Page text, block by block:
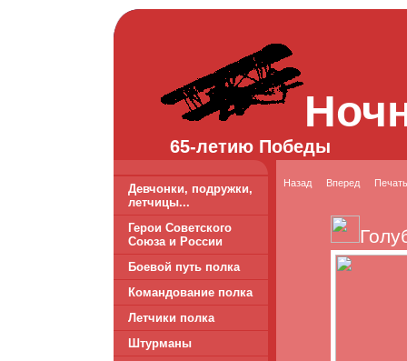
65-летию Победы
Девчонки, подружки,
летчицы...
Герои Советского
Союза и России
Боевой путь полка
Командование полка
Летчики полка
Штурманы
Назад Вперед Печать